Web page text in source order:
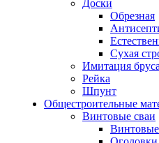
Доски
Обрезная
Сухая
Имитация бруса
Рейка
Шпунт
Общестроительные
Винтовые сваи
Винтовые